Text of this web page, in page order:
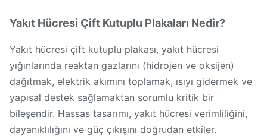
Yakıt Hücresi Çift Kutuplu Plakaları Nedir?
Yakıt hücresi çift kutuplu plakası, yakıt hücresi
yığınlarında reaktan gazlarını (hidrojen ve oksijen)
dağıtmak, elektrik akımını toplamak, ısıyı gidermek ve
yapısal destek sağlamaktan sorumlu kritik bir
bileşendir. Hassas tasarımı, yakıt hücresi verimliliğini,
dayanıklılığını ve güç çıkışını doğrudan etkiler.